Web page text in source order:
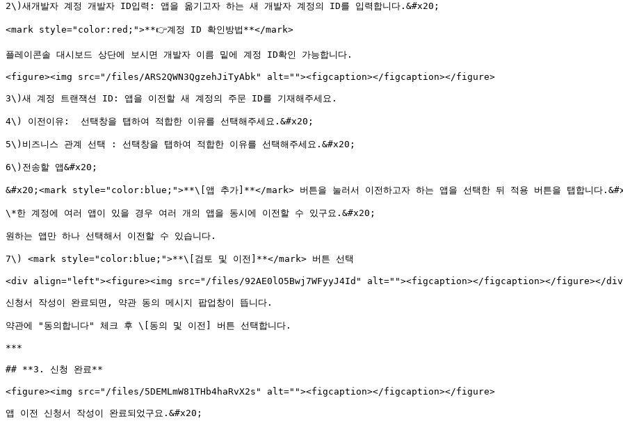
2\)새개발자 계정 개발자 ID입력: 앱을 옮기고자 하는 새 개발자 계정의 ID를 입력합니다.&#x20;
<mark style="color:red;">**👉계정 ID 확인방법**</mark>
플레이콘솔 대시보드 상단에 보시면 개발자 이름 밑에 계정 ID확인 가능합니다.
<figure><img src="/files/ARS2QWN3QgzehJiTyAbk" alt=""><figcaption></figcaption></figure>
3\)새 계정 트랜잭션 ID: 앱을 이전할 새 계정의 주문 ID를 기재해주세요.
4\) 이전이유:  선택창을 탭하여 적합한 이유를 선택해주세요.&#x20;
5\)비즈니스 관계 선택 : 선택창을 탭하여 적합한 이유를 선택해주세요.&#x20;
6\)전송할 앱&#x20;
&#x20;<mark style="color:blue;">**\[앱 추가]**</mark> 버튼을 눌러서 이전하고자 하는 앱을 선택한 뒤 적용 버튼을 탭합니다
\*한 계정에 여러 앱이 있을 경우 여러 개의 앱을 동시에 이전할 수 있구요.&#x20;
원하는 앱만 하나 선택해서 이전할 수 있습니다.
7\) <mark style="color:blue;">**\[검토 및 이전]**</mark> 버튼 선택
<div align="left"><figure><img src="/files/92AE0lO5Bwj7WFyyJ4Id" alt=""><figcaption></figcaption></figure></
신청서 작성이 완료되면, 약관 동의 메시지 팝업창이 뜹니다.
약관에 "동의합니다" 체크 후 \[동의 및 이전] 버튼 선택합니다.
***
## **3. 신청 완료**
<figure><img src="/files/5DEMLmW81THb4haRvX2s" alt=""><figcaption></figcaption></figure>
앱 이전 신청서 작성이 완료되었구요.&#x20;